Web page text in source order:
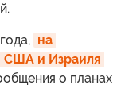
на
США и Израиля
о планах